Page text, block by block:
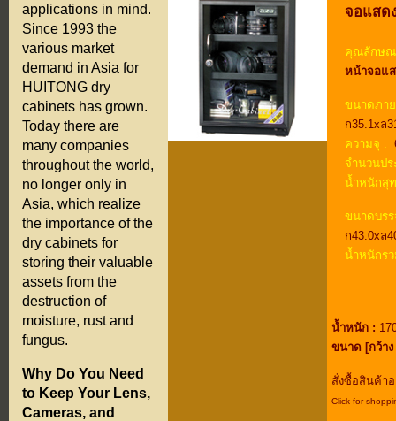
applications in mind.
Since 1993 the
various market
demand in Asia for
HUITONG dry
cabinets has grown.
Today there are
many companies
throughout the world,
no longer only in
Asia, which realize
the importance of the
dry cabinets for
storing their valuable
assets from the
destruction of
moisture, rust and
fungus.
Why Do You Need
to Keep Your Lens,
Cameras, and
จอแสด
คุณลักษณ
หน้าจอแ
ขนาดภา
ก35.1xล
ความจุ :
จำนวนป
น้ำหนักสุ
ขนาดบร
ก43.0xล
น้ำหนักร
น้ำหนัก :
ขนาด [กว้า
สั่งซื้อสินค้า
Click for